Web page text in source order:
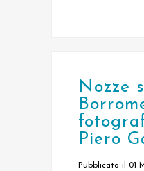
Nozze
Piero
Pubblicato il 01